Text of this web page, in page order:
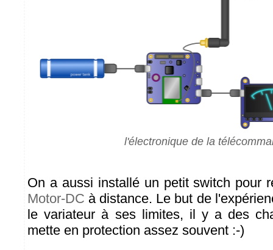
l'électronique de la
On a aussi installé un petit switch pour
Motor-DC à distance. Le but de
le variateur à ses limites, il y a des
mette en protection assez souvent :-)